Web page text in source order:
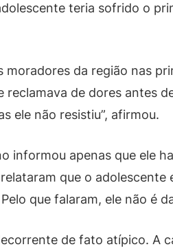
teria sofrido o
da região nas
de dores antes
ele não resistiu”, afirmou.
informou apenas que ele
que o adolescente
que falaram, ele não é
de fato atípico. A